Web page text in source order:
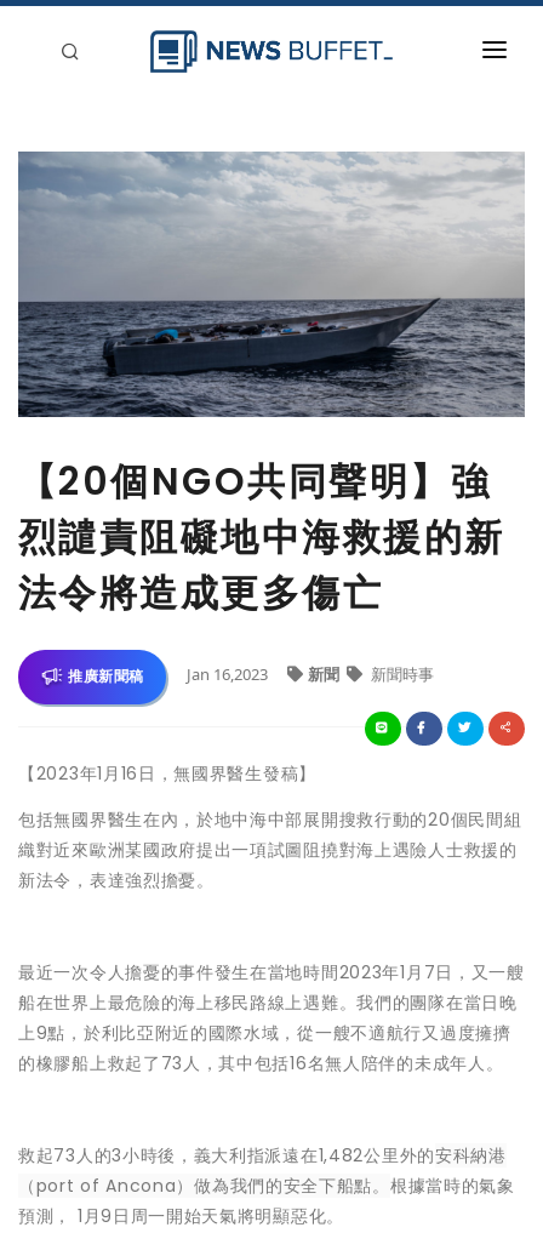
新聞稿分類
【20個NGO共同聲明】強
烈譴責阻礙地中海救援的新
法令將造成更多傷亡
推廣新聞稿 Jan 16,2023 新聞 新聞時事
【2023年1月16日，無國界醫生發稿】
包括無國界醫生在內，於地中海中部展開搜救行動的20個民間組
織對近來歐洲某國政府提出一項試圖阻撓對海上遇險人士救援的
新法令，表達強烈擔憂。
最近一次令人擔憂的事件發生在當地時間2023年1月7日，又一艘
船在世界上最危險的海上移民路線上遇難。我們的團隊在當日晚
上9點，於利比亞附近的國際水域，從一艘不適航行又過度擁擠
的橡膠船上救起了73人，其中包括16名無人陪伴的未成年人。
救起73人的3小時後，義大利指派遠在1,482公里外的安科納港
（port of Ancona）做為我們的安全下船點。 根據當時的氣象
預測， 1月9日周一開始天氣將明顯惡化。